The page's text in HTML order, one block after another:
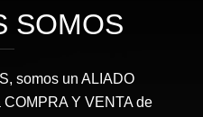
SOMOS
somos un ALIADO
Y VENTA de